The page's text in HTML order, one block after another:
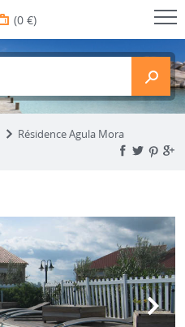
(0 €)
Résidence Agula Mora